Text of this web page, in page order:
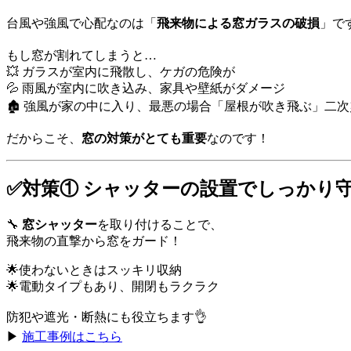
台風や強風で心配なのは「 飛来物による窓ガラスの破損 」
もし窓が割れてしまうと…
💥 ガラスが室内に飛散し、ケガの危険が
💦 雨風が室内に吹き込み、家具や壁紙がダメージ
🏚 強風が家の中に入り、最悪の場合「屋根が吹き飛ぶ」二
だからこそ、 窓の対策がとても重要なのです！
✅対策① シャッターの設置でしっかり
🔧 窓シャッターを取り付けることで、
飛来物の直撃から窓をガード！
🌟使わないときはスッキリ収納
🌟電動タイプもあり、開閉もラクラク
防犯や遮光・断熱にも役立ちます👌
▶ 施工事例はこちら